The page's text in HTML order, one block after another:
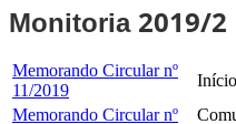
Monitoria 2019/2
Memorando Circular nº
11/2019
Memorando Circular nº